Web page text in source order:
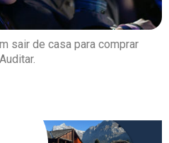
sair de casa para comprar